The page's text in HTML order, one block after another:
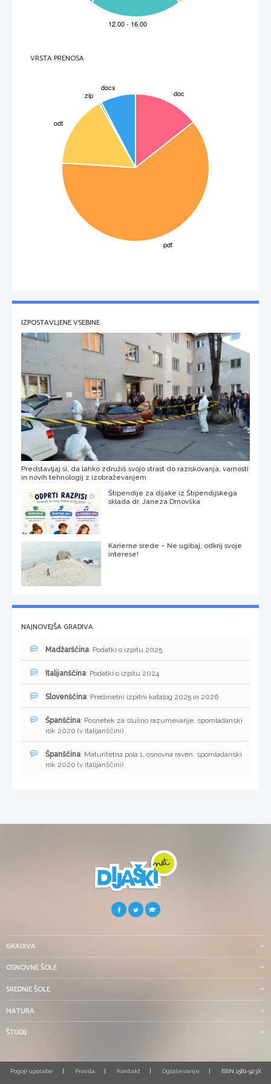
11. Pod sliko napiši ime pisave, ki jo vidiš, nato pa navedi in pojasni en razlog
_________________________
Državni zbor sprejema zakone v večfaznem postopku, če ni s poslovnikom drugače določeno.
Faraoni so bili zakonodajalci, vrhovni vojaški poveljniki, vrhovni svečeniki ter imeli vrhovno, upravno
in sodno oblast.
VRSTA PRENOSA
IZPOSTAVLJENE VSEBINE
Predstavljaj si, da lahko združiš svojo strast do raziskovanja, varnosti
in novih tehnologij z izobraževanjem
Štipendije za dijake iz Štipendijskega
sklada dr. Janeza Drnovška
Karierne srede – Ne ugibaj, odkrij svoje
interese!
NAJNOVEJŠA GRADIVA
Madžarščina: Podatki o izpitu 2025
Italijanščina: Podatki o izpitu 2024
Slovenščina: Predmetni izpitni katalog 2025 in 2026
Španščina: Posnetek za slušno razumevanje, spomladanski
rok 2020 (v italijanščini)
Španščina: Maturitetna pola 1, osnovna raven, spomladanski
rok 2020 (v italijanščini)
GRADIVA
OSNOVNE ŠOLE
SREDNJE ŠOLE
MATURA
ŠTUDIJ
Pogoji uporabe Pravila Kontakt Oglaševanje ISSN 1581-923X